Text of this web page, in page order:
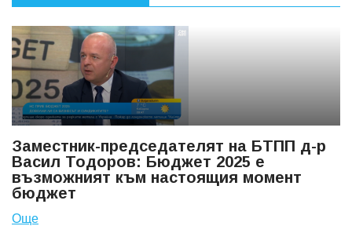
Заместник-председателят на БТПП д-р
Васил Тодоров: Бюджет 2025 е
възможният към настоящия момент
бюджет
Още